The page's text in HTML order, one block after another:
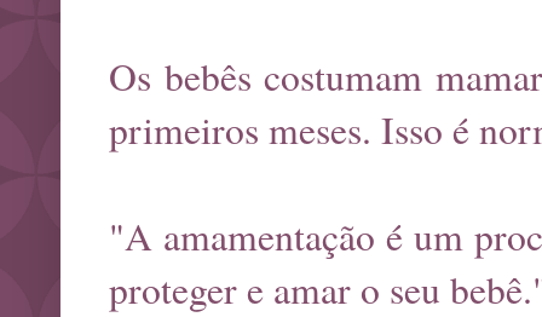
Os bebês costumam
primeiros meses. Isso é
"A amamentação é um
proteger e amar o seu